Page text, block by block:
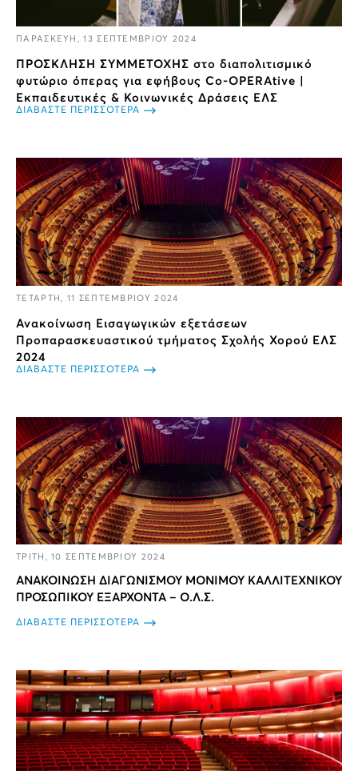
ΠΑΡΑΣΚΕΥΗ, 13 ΣΕΠΤΕΜΒΡΙΟΥ 2024
ΠΡΟΣΚΛΗΣΗ ΣΥΜΜΕΤΟΧΗΣ στο διαπολιτισμικό
φυτώριο όπερας για εφήβους Co-OPERAtive |
Εκπαιδευτικές & Κοινωνικές Δράσεις ΕΛΣ
ΔΙΑΒΑΣΤΕ ΠΕΡΙΣΣΟΤΕΡΑ
ΤΕΤΑΡΤΗ, 11 ΣΕΠΤΕΜΒΡΙΟΥ 2024
Ανακοίνωση Εισαγωγικών εξετάσεων
Προπαρασκευαστικού τμήματος Σχολής Χορού ΕΛΣ
2024
ΔΙΑΒΑΣΤΕ ΠΕΡΙΣΣΟΤΕΡΑ
ΤΡΙΤΗ, 10 ΣΕΠΤΕΜΒΡΙΟΥ 2024
ΑΝΑΚΟΙΝΩΣΗ ΔΙΑΓΩΝΙΣΜΟΥ ΜΟΝΙΜΟΥ ΚΑΛΛΙΤΕΧΝΙΚΟΥ
ΠΡΟΣΩΠΙΚΟΥ ΕΞΑΡΧΟΝΤΑ – Ο.Λ.Σ.
ΔΙΑΒΑΣΤΕ ΠΕΡΙΣΣΟΤΕΡΑ